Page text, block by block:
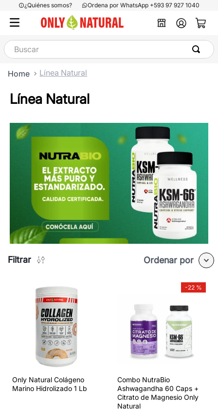
¿Quiénes somos? Ordena por WhatsApp +593 97 927 1040
Buscar
Línea Natural
Línea Natural
Filtrar Ordenar por
Only Natural Colágeno
Marino Hidrolizado 1 Lb
-22 %
Combo NutraBio
Ashwagandha 60 Caps +
Citrato de Magnesio Only
Natural